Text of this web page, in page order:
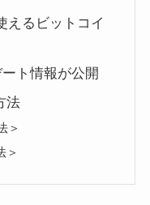
えるビットコイ
ト情報が公開
法
＞
＞